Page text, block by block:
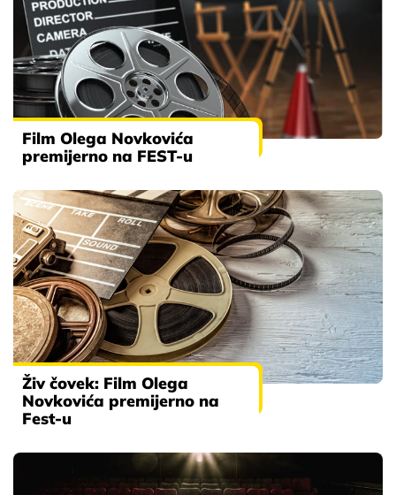
Film Olega Novkovića
premijerno na FEST-u
Živ čovek: Film Olega
Novkovića premijerno na
Fest-u